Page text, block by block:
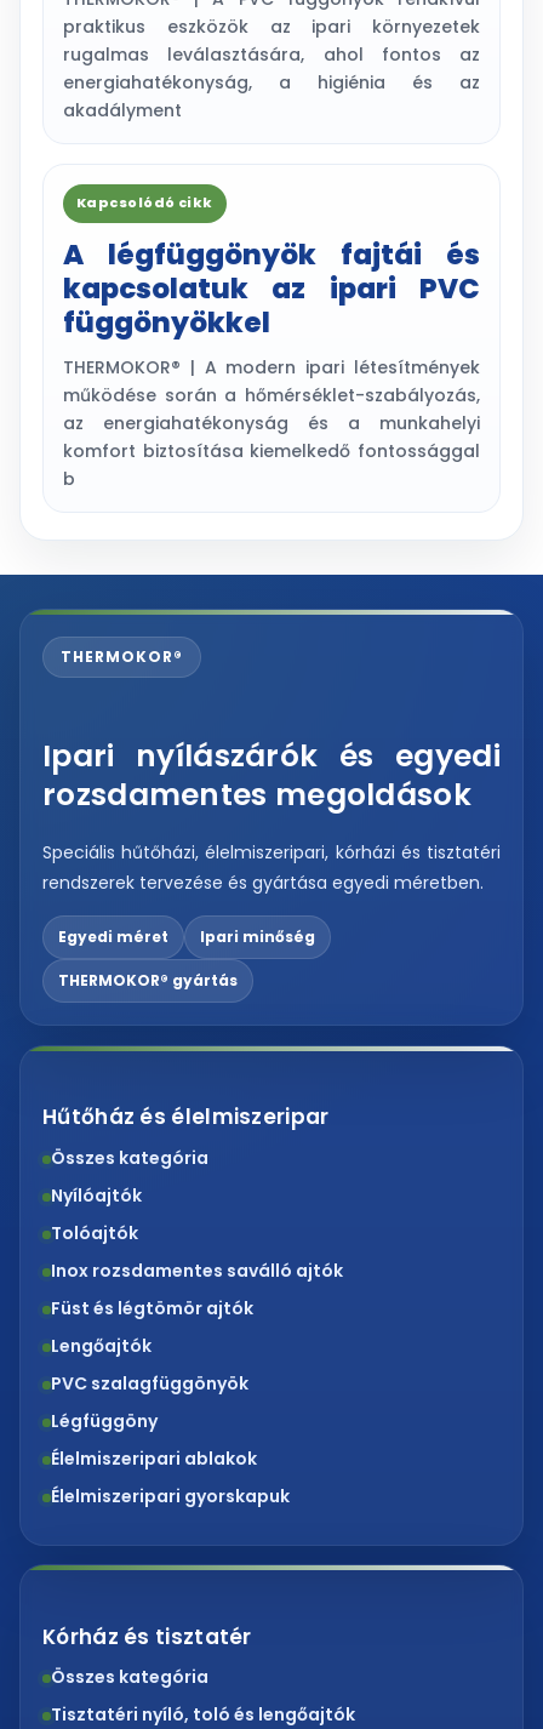
praktikus eszközök az ipari környezetek
rugalmas leválasztására, ahol fontos az
energiahatékonyság, a higiénia és az
akadályment
Kapcsolódó cikk
A légfüggönyök fajtái és
kapcsolatuk az ipari PVC
függönyökkel
THERMOKOR® | A modern ipari létesítmények
működése során a hőmérséklet-szabályozás,
az energiahatékonyság és a munkahelyi
komfort biztosítása kiemelkedő fontossággal
b
THERMOKOR®
Ipari nyílászárók és egyedi
rozsdamentes megoldások
Speciális hűtőházi, élelmiszeripari, kórházi és tisztatéri
rendszerek tervezése és gyártása egyedi méretben.
Egyedi méret Ipari minőség
THERMOKOR® gyártás
Hűtőház és élelmiszeripar
Összes kategória
Nyílóajtók
Tolóajtók
Inox rozsdamentes saválló ajtók
Füst és légtömör ajtók
Lengőajtók
PVC szalagfüggönyök
Légfüggöny
Élelmiszeripari ablakok
Élelmiszeripari gyorskapuk
Kórház és tisztatér
Összes kategória
Tisztatéri nyíló, toló és lengőajtók